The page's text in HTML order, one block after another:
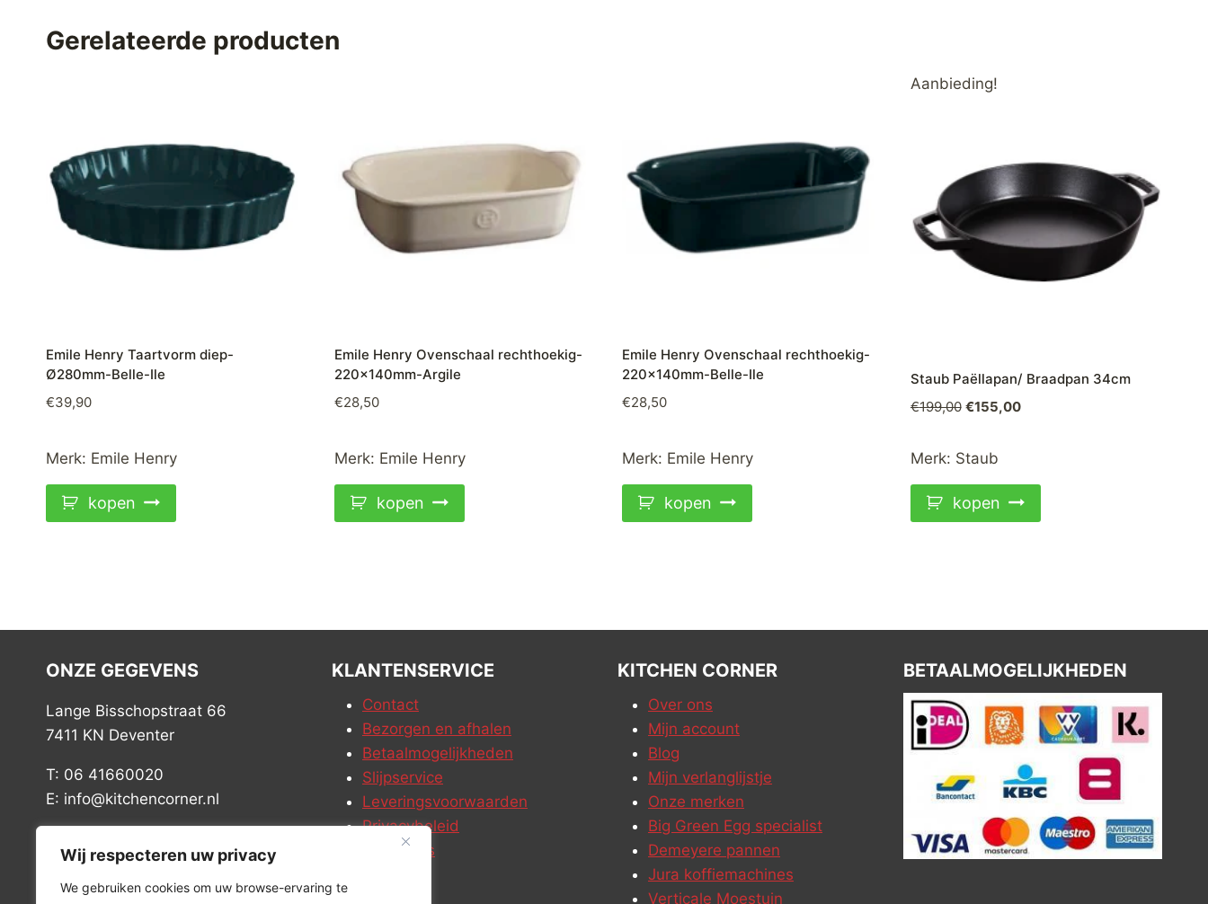
Wij respecteren uw privacy
We gebruiken cookies om uw browse-ervaring te
Gerelateerde producten
Emile Henry Taartvorm diep-
Ø280mm-Belle-Ile
€39,90
Merk: Emile Henry
kopen
Emile Henry Ovenschaal rechthoekig-
220x140mm-Argile
€28,50
Merk: Emile Henry
kopen
Emile Henry Ovenschaal rechthoekig-
220x140mm-Belle-Ile
€28,50
Merk: Emile Henry
kopen
Aanbieding!
Staub Paëllapan/ Braadpan 34cm
€199,00 Oorspronkelijke
was:
€155,00Huidige
Merk: Staub
kopen
ONZE GEGEVENS
Lange Bisschopstraat 66
7411 KN Deventer
T: 06 41660020
E: info@kitchencorner.nl
BTW: NL868888989B01
KLANTENSERVICE
Contact
Bezorgen en afhalen
Betaalmogelijkheden
Slijpservice
Leveringsvoorwaarden
Privacybeleid
Vacatures
KITCHEN CORNER
Over ons
Mijn account
Blog
Mijn verlanglijstje
Onze merken
Big Green Egg specialist
Demeyere pannen
Jura koffiemachines
Verticale Moestuin
BETAALMOGELIJKHEDEN